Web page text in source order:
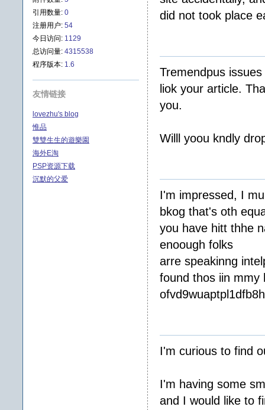
did not took place
Tremendpus
liok your article.
you.
Willl yoou kndly
I'm impressed, I
bkog that's oth
you have hitt thhe
enoough folks
arre speakinng
found thos iin mmy
I'm curious to find
I'm having some
and I would like to
引用数量: 0
注册用户: 54
今日访问: 1129
总访问量: 4315538
程序版本: 1.6
友情链接
lovezhu's blog
惟品
雙雙生生的遊樂園
海外E淘
PSP资源下载
沉默的父爱